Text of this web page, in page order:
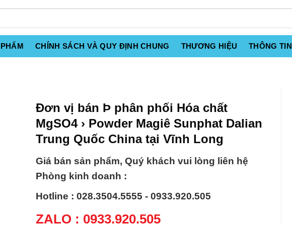
CHÍNH SÁCH VÀ QUY ĐỊNH CHUNG THƯƠNG HIỆU THÔNG TIN
Đơn vị bán Þ phân phối Hóa chất
MgSO4 › Powder Magiê Sunphat Dalian
Trung Quốc China tại Vĩnh Long
Giá bán sản phẩm, Quý khách vui lòng liên hệ
Phòng kinh doanh :
Hotline : 028.3504.5555 - 0933.920.505
ZALO : 0933.920.505